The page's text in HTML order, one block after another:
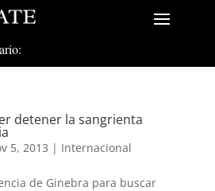
detener la sangrienta
5, 2013 | Internacional
de Ginebra para buscar